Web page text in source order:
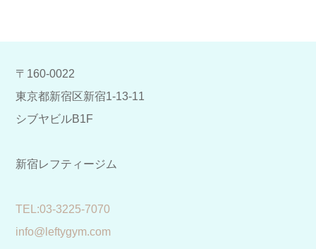
〒160-0022
東京都新宿区新宿1-13-11
シブヤビルB1F
新宿レフティージム
​TEL:03-3225-7070
info@leftygym.com